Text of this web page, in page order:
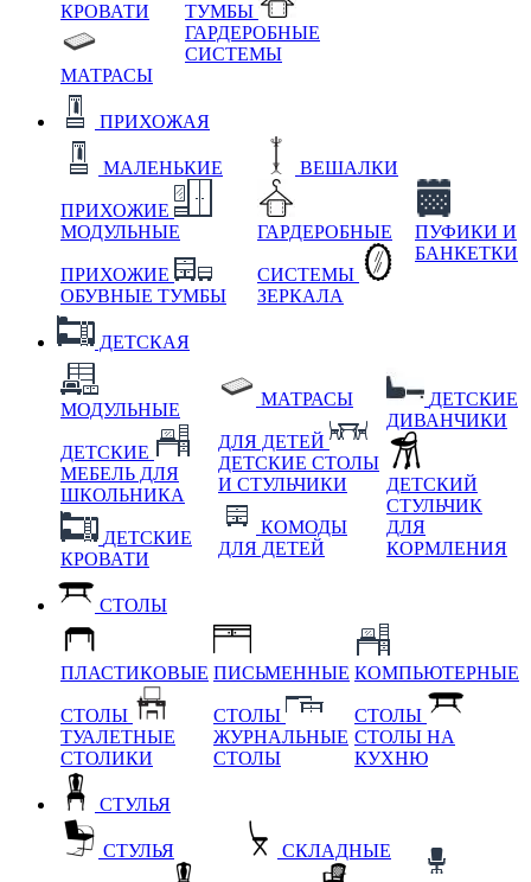
КРОВАТИ
МАТРАСЫ
ТУМБЫ
ГАРДЕРОБНЫЕ
СИСТЕМЫ
ПРИХОЖАЯ
МАЛЕНЬКИЕ
ПРИХОЖИЕ
МОДУЛЬНЫЕ
ПРИХОЖИЕ
ОБУВНЫЕ ТУМБЫ
ВЕШАЛКИ
ГАРДЕРОБНЫЕ
СИСТЕМЫ
ЗЕРКАЛА
ПУФИКИ И
БАНКЕТКИ
ДЕТСКАЯ
МОДУЛЬНЫЕ
ДЕТСКИЕ
МЕБЕЛЬ ДЛЯ
ШКОЛЬНИКА
ДЕТСКИЕ
КРОВАТИ
МАТРАСЫ
ДЛЯ ДЕТЕЙ
ДЕТСКИЕ СТОЛЫ
И СТУЛЬЧИКИ
КОМОДЫ
ДЛЯ ДЕТЕЙ
ДЕТСКИЕ
ДИВАНЧИКИ
ДЕТСКИЙ
СТУЛЬЧИК
ДЛЯ
КОРМЛЕНИЯ
СТОЛЫ
ПЛАСТИКОВЫЕ
СТОЛЫ
ТУАЛЕТНЫЕ
СТОЛИКИ
ПИСЬМЕННЫЕ
СТОЛЫ
ЖУРНАЛЬНЫЕ
СТОЛЫ
КОМПЬЮТЕРНЫЕ
СТОЛЫ
СТОЛЫ НА
КУХНЮ
СТУЛЬЯ
СТУЛЬЯ СКЛАДНЫЕ